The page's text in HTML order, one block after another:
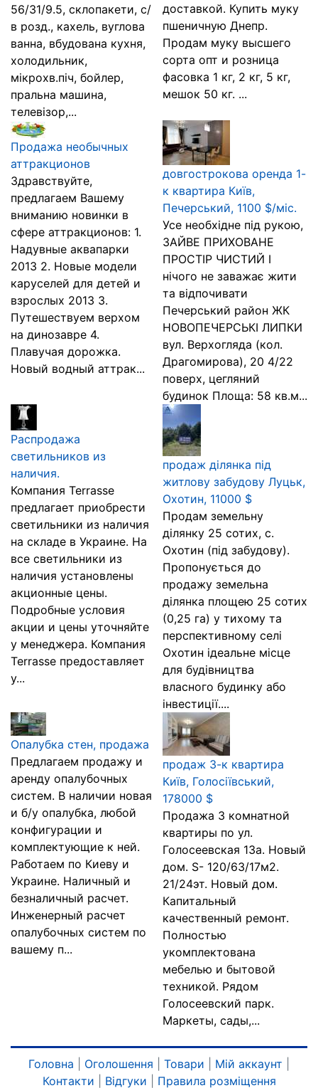
56/31/9.5, склопакети, с/
в розд., кахель, вуглова
ванна, вбудована кухня,
холодильник,
мікрохв.піч, бойлер,
пральна машина,
телевізор,...
доставкой. Купить муку
пшеничную Днепр.
Продам муку высшего
сорта опт и розница
фасовка 1 кг, 2 кг, 5 кг,
мешок 50 кг. ...
Продажа необычных
аттракционов
Здравствуйте,
предлагаем Вашему
вниманию новинки в
сфере аттракционов: 1.
Надувные аквапарки
2013 2. Новые модели
каруселей для детей и
взрослых 2013 3.
Путешествуем верхом
на динозавре 4.
Плавучая дорожка.
Новый водный аттрак...
довгострокова оренда 1-
к квартира Київ,
Печерський, 1100 $/міс.
Усе необхідне під рукою,
ЗАЙВЕ ПРИХОВАНЕ
ПРОСТІР ЧИСТИЙ І
нічого не заважає жити
та відпочивати
Печерський район ЖК
НОВОПЕЧЕРСЬКІ ЛИПКИ
вул. Верхогляда (кол.
Драгомирова), 20 4/22
поверх, цегляний
будинок Площа: 58 кв.м...
Распродажа
светильников из
наличия.
Компания Terrasse
предлагает приобрести
светильники из наличия
на складе в Украине. На
все светильники из
наличия установлены
акционные цены.
Подробные условия
акции и цены уточняйте
у менеджера. Компания
Terrasse предоставляет
у...
продаж ділянка під
житлову забудову Луцьк,
Охотин, 11000 $
Продам земельну
ділянку 25 сотих, с.
Охотин (під забудову).
Пропонується до
продажу земельна
ділянка площею 25 сотих
(0,25 га) у тихому та
перспективному селі
Охотин ідеальне місце
для будівництва
власного будинку або
інвестиції....
Опалубка стен, продажа
Предлагаем продажу и
аренду опалубочных
систем. В наличии новая
и б/у опалубка, любой
конфигурации и
комплектующие к ней.
Работаем по Киеву и
Украине. Наличный и
безналичный расчет.
Инженерный расчет
опалубочных систем по
вашему п...
продаж 3-к квартира
Київ, Голосіївський,
178000 $
Продажа 3 комнатной
квартиры по ул.
Голосеевская 13а. Новый
дом. S- 120/63/17м2.
21/24эт. Новый дом.
Капитальный
качественный ремонт.
Полностью
укомплектована
мебелью и бытовой
техникой. Рядом
Голосеевский парк.
Маркеты, сады,...
Головна Оголошення Товари Мій аккаунт
Контакти
Відгуки Правила розміщення